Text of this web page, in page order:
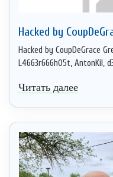
Hacked by
Hacked by CoupDeGrace
L4663r666h05t, AntonKil,
Читать далее